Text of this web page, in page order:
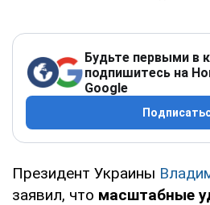
Будьте первыми в
подпишитесь на
Google
Президент Украины
заявил, что масштабные